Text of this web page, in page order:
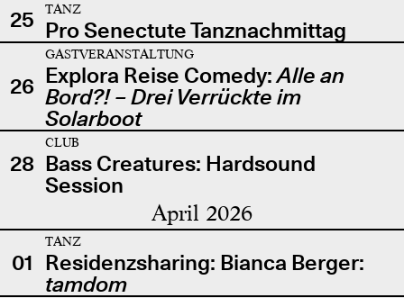
25
TANZ
Pro Senectute Tanznachmittag
26
GASTVERANSTALTUNG
Explora Reise Comedy:Alle an
Bord?! – Drei Verrückte im
Solarboot
28
CLUB
Bass Creatures: Hardsound
Session
April 2026
01
TANZ
Residenzsharing: Bianca Berger:
tamdom